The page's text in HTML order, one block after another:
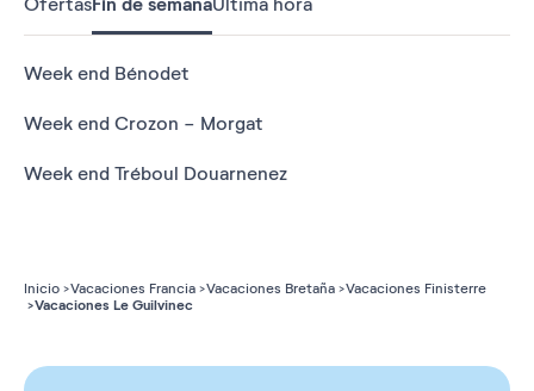
Week end Bénodet
Week end Crozon - Morgat
Week end Tréboul Douarnenez
Inicio Vacaciones Francia Vacaciones Bretaña Vacaciones Finisterre
Vacaciones Le Guilvinec